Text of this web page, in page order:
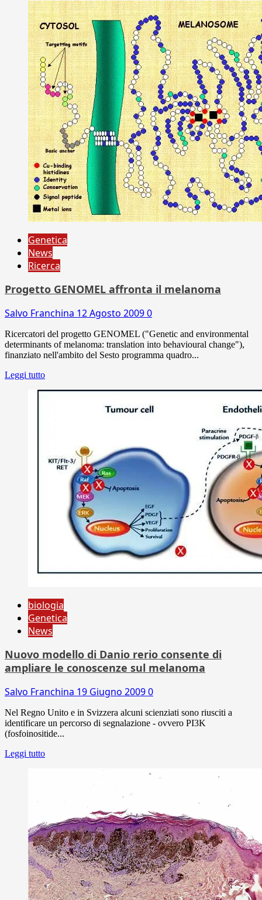
Genetica
News
Ricerca
Progetto GENOMEL affronta il melanoma
Salvo Franchina 12 Agosto 20090
Ricercatori del progetto GENOMEL ("Genetic and environmental
determinants of melanoma: translation into behavioural change"),
finanziato nell'ambito del Sesto programma quadro...
Leggi tutto
biologia
Genetica
News
Nuovo modello di Danio rerio consente di
ampliare le conoscenze sul melanoma
Salvo Franchina 19 Giugno 20090
Nel Regno Unito e in Svizzera alcuni scienziati sono riusciti a
identificare un percorso di segnalazione - ovvero PI3K
(fosfoinositide...
Leggi tutto